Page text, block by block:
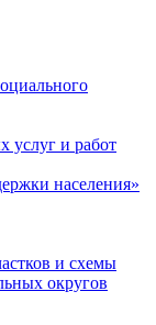
услуг и работ
населения»
и схемы
округов